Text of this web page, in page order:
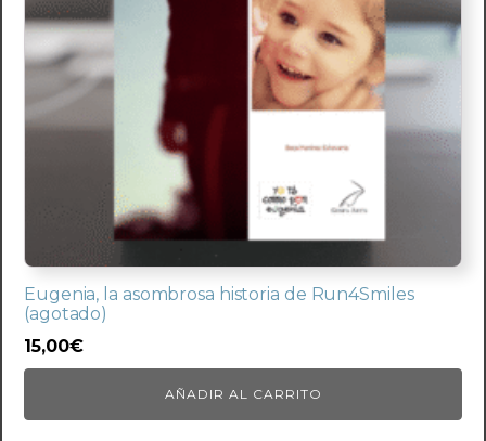
Eugenia, la asombrosa historia de Run4Smiles
(agotado)
15,00€
AÑADIR AL CARRITO